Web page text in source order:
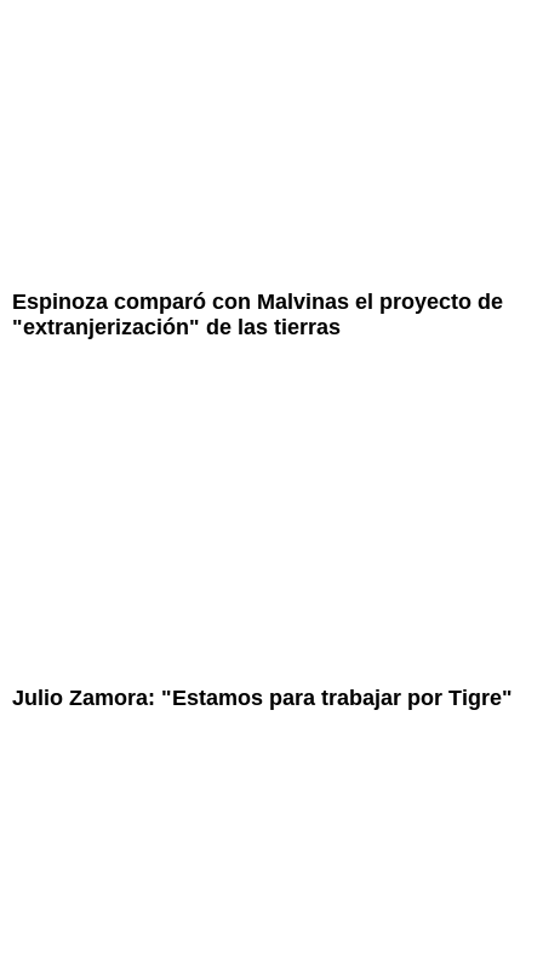
Espinoza comparó con Malvinas el proyecto de
"extranjerización" de las tierras
Julio Zamora: "Estamos para trabajar por Tigre"